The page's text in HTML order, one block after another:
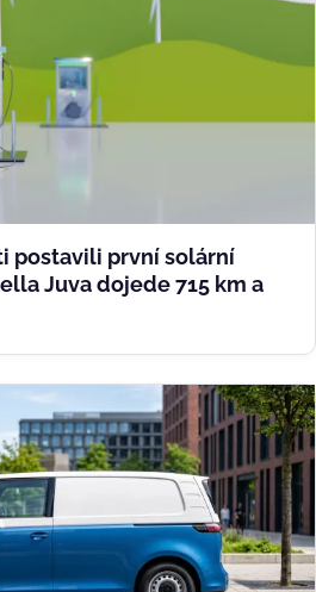
postavili první solární
Juva dojede 715 km a